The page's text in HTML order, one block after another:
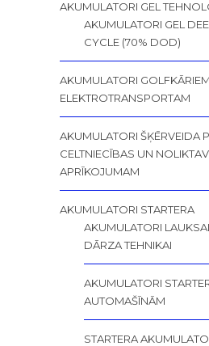
AKUMULATORI GEL
AKUMULATORI GEL
CYCLE (70% DOD)
AKUMULATORI
ELEKTROTRANSPORTAM
AKUMULATORI ŠĶĒRVEIDA
CELTNIECĪBAS UN
APRĪKOJUMAM
AKUMULATORI STARTERA
AKUMULATORI
DĀRZA TEHNIKAI
AKUMULATORI
AUTOMAŠĪNĀM
STARTERA